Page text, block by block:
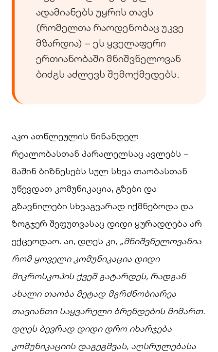
ადამიანებს უყრის თავს
(რომელთა რაოდენობაც უკვე
მზარდია) – ეს ყველაფერი
ერთიანობაში მნიშვნელოვან
ბიძგს აძლევს შემოქმედებს.
აკო ათწლეულის წინანდელ
რეალობასთან პარალელსაც ავლებს –
მაშინ ბიზნესებს სულ სხვა თაობასთან
უწევდათ კომუნიკაცია, გზები და
გზავნილები სხვაგვარად იქმნებოდა და
ზოგჯერ შეფუთვასაც დიდი ყურადღება არ
ექცეოდაო. აი, დღეს კი, „მნიშვნელოვანია
რომ ყოველი კომუნიკაცია დიდი
მიკროსკოპის ქვეშ გატარდეს, რადგან
ახალი თაობა მეტად მგრძნობიარეა
თავიანთი საყვარელი ბრენდების მიმართ.
დღეს ბევრად დიდი დრო იხარჯება
კომუნიკაციის დაგეგმვას, აღსრულებასა